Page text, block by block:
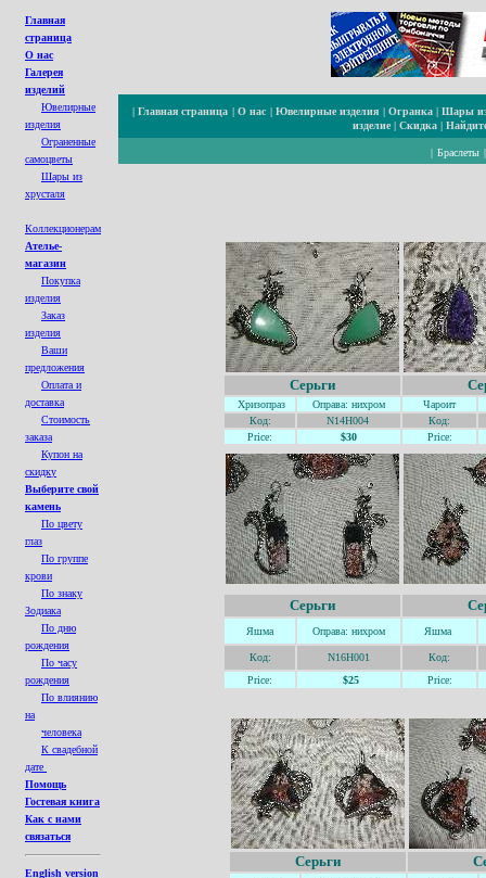
Главная
страница
О нас
Галерея
изделий
Ювелирные
изделия
Ограненные
cамоцветы
Шары из
хрусталя
Коллекционерам
Ателье-
магазин
Покупка
изделия
Заказ
изделия
Ваши
предложения
Оплата и
доставка
Стоимость
заказа
Купон на
скидку
Выберите свой
камень
По цвету
глаз
По группе
крови
По знаку
Зодиака
По дню
рождения
По часу
рождения
По влиянию
на
человека
К свадебной
дате
Помощь
Гостевая книга
Как с нами
связаться
English version
| Главная страница | О нас | Ювелирные изделия | Огранка | Шары из
изделие | Скидка |
| Браслеты
Серьги
Хризопраз Оправа: нихром
Чароит
Код:
N14H004
Код:
Price:
$30 Price:
Серьги
Яшма Оправа: нихром Яшма
Код: N16H001
Код:
Price:
$25 Price:
Серьги